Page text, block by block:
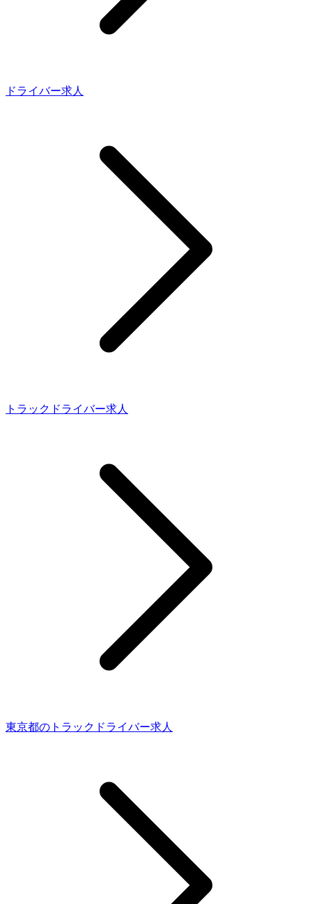
ドライバー求人
トラックドライバー求人
東京都のトラックドライバー求人